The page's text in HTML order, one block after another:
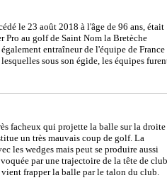
le 23 août 2018 à l'âge de 96 ans, était
Pro au golf de Saint Nom la Bretèche
entraîneur de l'équipe de France
sous son égide, les équipes
facheux qui projette la balle sur la droite
un très mauvais coup de golf. La
les wedges mais peut se produire aussi
par une trajectoire de la tête de club
frapper la balle par le talon du club.